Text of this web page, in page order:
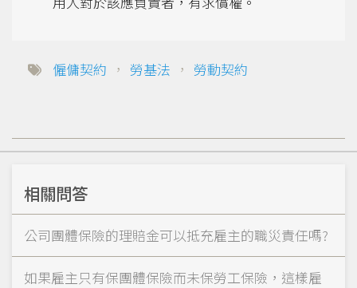
僱傭契約 ， 勞基法 ， 勞動契約
相關問答
公司團體保險的理賠金可以抵充雇主的職災責任嗎?
如果雇主只有保團體保險而未保勞工保險，這樣雇